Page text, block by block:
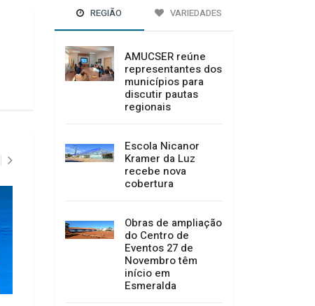
REGIÃO VARIEDADES
AMUCSER reúne
representantes dos
municípios para
discutir pautas
regionais
Escola Nicanor
Kramer da Luz
recebe nova
cobertura
Obras de ampliação
do Centro de
Eventos 27 de
Novembro têm
início em
Esmeralda